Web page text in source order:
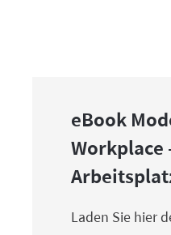
eBook
Workplace
Laden Sie hier